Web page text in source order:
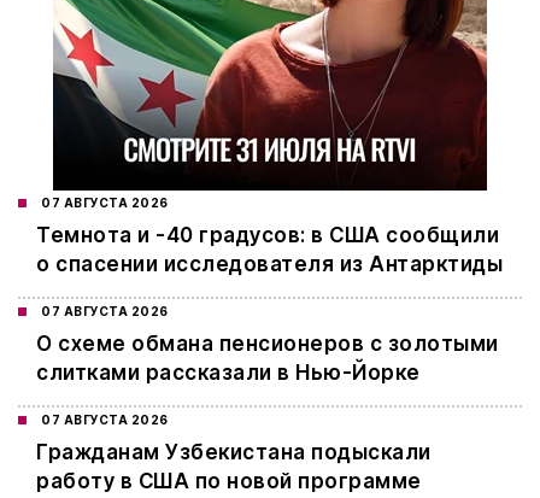
07 АВГУСТА 2026
Темнота и -40 градусов: в США сообщили
о спасении исследователя из Антарктиды
07 АВГУСТА 2026
О схеме обмана пенсионеров с золотыми
слитками рассказали в Нью-Йорке
07 АВГУСТА 2026
Гражданам Узбекистана подыскали
работу в США по новой программе